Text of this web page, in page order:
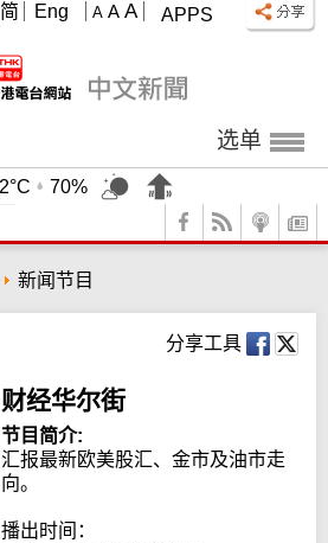
APPS
A A A
简 Eng
选单
70%
新闻节目
分享工具
财经华尔街
节目简介:
汇报最新欧美股汇、金市及油市走
向。
播出时间：